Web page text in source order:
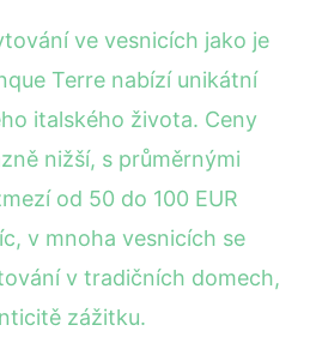
ve vesnicích jako je
Terre nabízí unikátní
italského života. Ceny
nižší, s průměrnými
od 50 do 100 EUR
v mnoha vesnicích se
v tradičních domech,
zážitku.